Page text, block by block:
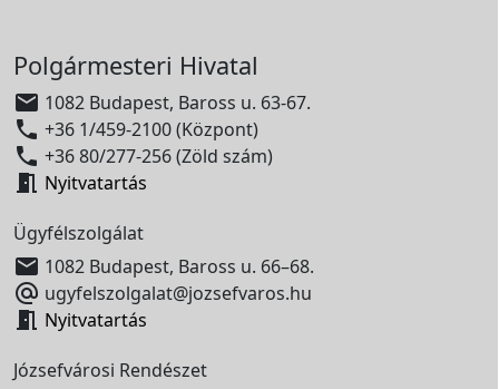
Polgármesteri Hivatal
 1082 Budapest, Baross u. 63-67.
 +36 1/459-2100 (Központ)
 +36 80/277-256 (Zöld szám)
 Nyitvatartás
Ügyfélszolgálat
 1082 Budapest, Baross u. 66–68.
 ugyfelszolgalat@jozsefvaros.hu
 Nyitvatartás
Józsefvárosi Rendészet